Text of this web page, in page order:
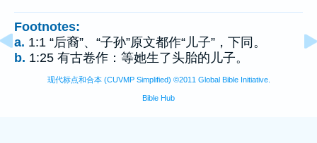
Footnotes:
a. 1:1 “后裔”、“子孙”原文都作“儿子”，下同。
b. 1:25 有古卷作：等她生了头胎的儿子。
现代标点和合本 (CUVMP Simplified) ©2011 Global Bible Initiative.
Bible Hub